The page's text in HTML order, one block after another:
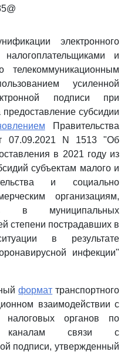
электронного
и
усиленной
подписи при
субсидии
Правительства
07.09.2021 N 1513 "Об
в 2021 году из
субъектам малого и
и социально
организациям,
в муниципальных
степени пострадавших в
в результате
инфекции"
формат транспортного
взаимодействии с
налоговых органов по
каналам связи с
подписи, утвержденный